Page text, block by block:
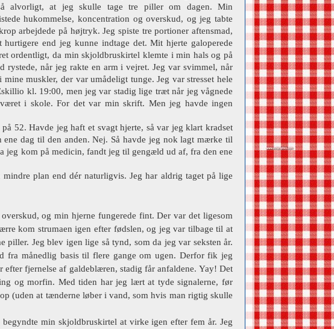
alvorligt, at jeg skulle tage tre piller om dagen. Min
hukommelse, koncentration og overskud, og jeg tabte
arbejdede på højtryk. Jeg spiste tre portioner aftensmad,
end jeg kunne indtage det. Mit hjerte galoperede
ordentligt, da min skjoldbruskirtel klemte i min hals og på
når jeg rakte en arm i vejret. Jeg var svimmel, når
muskler, der var umådeligt tunge. Jeg var stresset hele
kl. 19:00, men jeg var stadig lige træt når jeg vågnede
i skole. For det var min skrift. Men jeg havde ingen
52. Havde jeg haft et svagt hjerte, så var jeg klart kradset
dag til den anden. Nej. Så havde jeg nok lagt mærke til
jeg kom på medicin, fandt jeg til gengæld ud af, fra den ene
plan end dér naturligvis. Jeg har aldrig taget på lige
og min hjerne fungerede fint. Der var det ligesom
kom strumaen igen efter fødslen, og jeg var tilbage til at
Jeg blev igen lige så tynd, som da jeg var seksten år.
fra månedlig basis til flere gange om ugen. Derfor fik jeg
fjernelse af galdeblæren, stadig får anfaldene. Yay! Det
og morfin. Med tiden har jeg lært at tyde signalerne, før
(uden at tænderne løber i vand, som hvis man rigtig skulle
min skjoldbruskirtel at virke igen efter fem år. Jeg